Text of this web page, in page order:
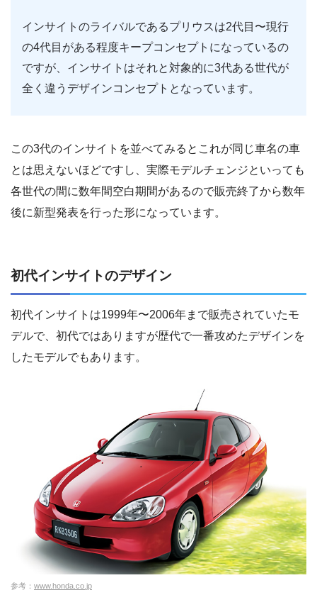
インサイトのライバルであるプリウスは2代目〜現行
の4代目がある程度キープコンセプトになっているの
ですが、インサイトはそれと対象的に3代ある世代が
全く違うデザインコンセプトとなっています。
この3代のインサイトを並べてみるとこれが同じ車名の車
とは思えないほどですし、実際モデルチェンジといっても
各世代の間に数年間空白期間があるので販売終了から数年
後に新型発表を行った形になっています。
初代インサイトのデザイン
初代インサイトは1999年〜2006年まで販売されていたモ
デルで、初代ではありますが歴代で一番攻めたデザインを
したモデルでもあります。
参考： www.honda.co.jp